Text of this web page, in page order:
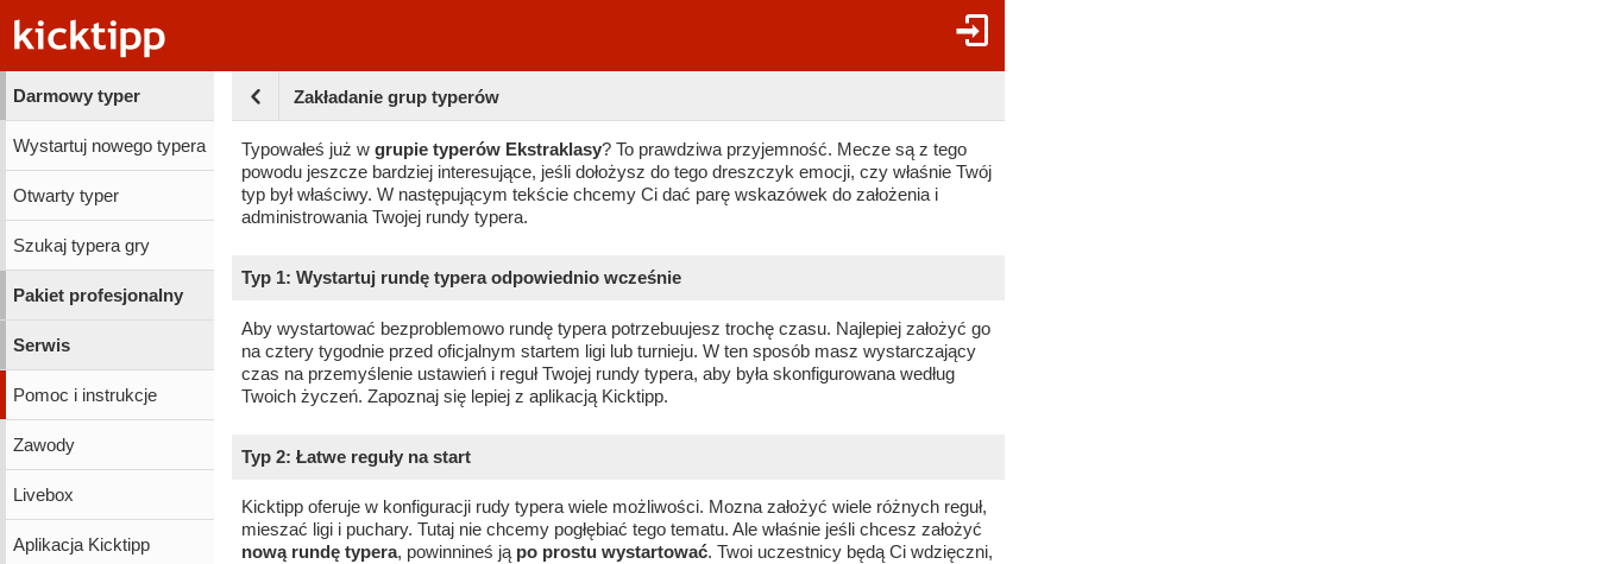
Darmowy typer
Wystartuj nowego typera
Otwarty typer
Szukaj typera gry
Pakiet profesjonalny
Serwis
Pomoc i instrukcje
Zawody
Livebox
Aplikacja Kicktipp
Zakładanie grup typerów
Typowałeś już wgrupie typerów Ekstraklasy? To prawdziwa przyjemność. Mecze są z tego
powodu jeszcze bardziej interesujące, jeśli dołożysz do tego dreszczyk emocji, czy właśnie Twój
typ był właściwy. W następującym tekście chcemy Ci dać parę wskazówek do założenia i
administrowania Twojej rundy typera.
Typ 1: Wystartuj rundę typera odpowiednio wcześnie
Aby wystartować bezproblemowo rundę typera potrzebuujesz trochę czasu. Najlepiej założyć go
na cztery tygodnie przed oficjalnym startem ligi lub turnieju. W ten sposób masz wystarczający
czas na przemyślenie ustawień i reguł Twojej rundy typera, aby była skonfigurowana według
Twoich życzeń. Zapoznaj się lepiej z aplikacją Kicktipp.
Typ 2: Łatwe reguły na start
Kicktipp oferuje w konfiguracji rudy typera wiele możliwości. Mozna założyć wiele różnych reguł,
mieszać ligi i puchary. Tutaj nie chcemy pogłębiać tego tematu. Ale właśnie jeśli chcesz założyć
nową rundę typera, powinnineś ją po prostu wystartować. Twoi uczestnicy będą Ci wdzięczni,